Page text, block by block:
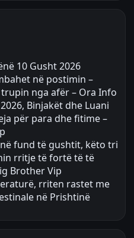
10 Gusht 2026
në postimin –
nga afër – Ora Info
Binjakët dhe Luani
për para dhe fitime –
fund të gushtit, këto tri
rritje të fortë të të
Brother Vip
rriten rastet me
në Prishtinë